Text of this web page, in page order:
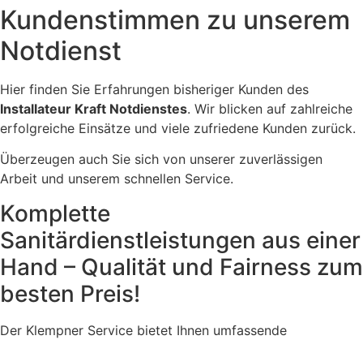
Kundenstimmen zu unserem
Notdienst
Hier finden Sie Erfahrungen bisheriger Kunden des
Installateur Kraft Notdienstes. Wir blicken auf zahlreiche
erfolgreiche Einsätze und viele zufriedene Kunden zurück.
Überzeugen auch Sie sich von unserer zuverlässigen
Arbeit und unserem schnellen Service.
Komplette
Sanitärdienstleistungen aus einer
Hand – Qualität und Fairness zum
besten Preis!
Der Klempner Service bietet Ihnen umfassende